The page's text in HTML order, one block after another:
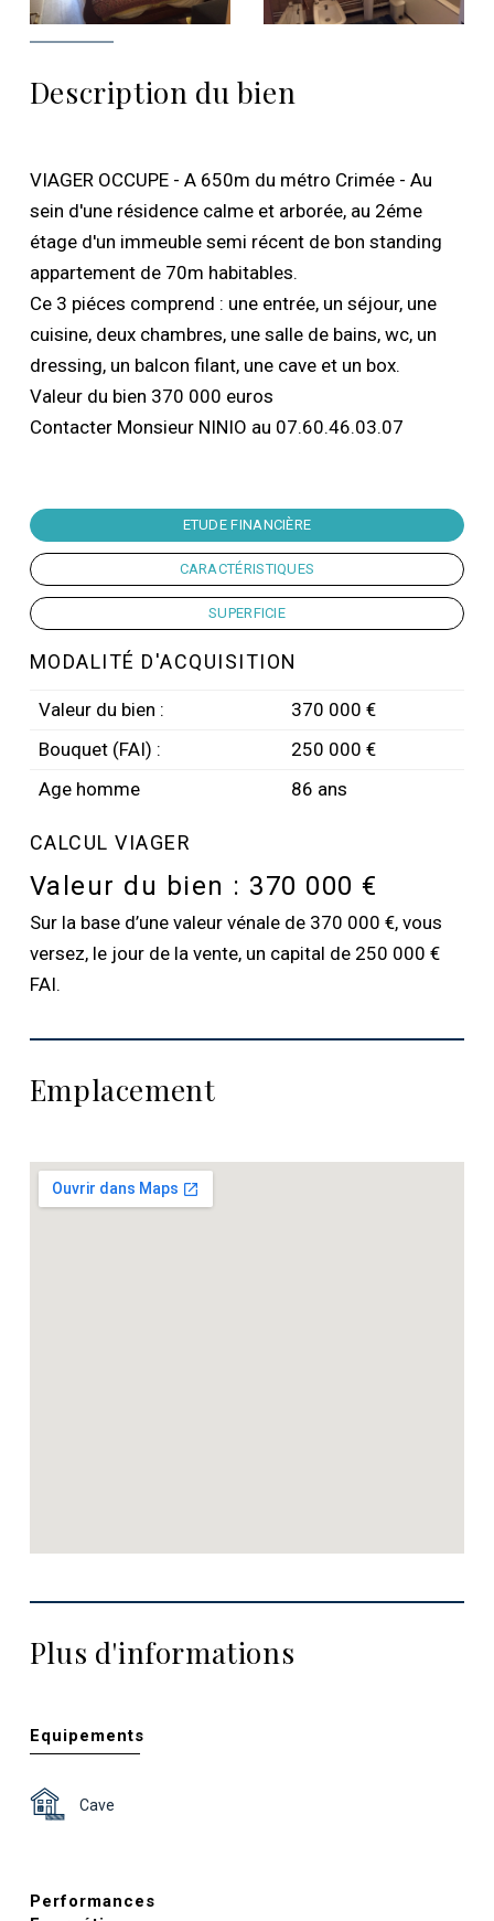
Description du bien
VIAGER OCCUPE - A 650m du métro Crimée - Au
sein d'une résidence calme et arborée, au 2éme
étage d'un immeuble semi récent de bon standing
appartement de 70m habitables.
Ce 3 piéces comprend : une entrée, un séjour, une
cuisine, deux chambres, une salle de bains, wc, un
dressing, un balcon filant, une cave et un box.
Valeur du bien 370 000 euros
Contacter Monsieur NINIO au 07.60.46.03.07
ETUDE FINANCIÈRE
CARACTÉRISTIQUES
SUPERFICIE
MODALITÉ D'ACQUISITION
Valeur du bien :
370 000 €
Bouquet (FAI) :
250 000 €
Age homme
86 ans
CALCUL VIAGER
Valeur du bien : 370 000 €
Sur la base d’une valeur vénale de 370 000 €, vous
versez, le jour de la vente, un capital de 250 000 €
FAI.
Emplacement
Plus d'informations
Equipements
Cave
Performances